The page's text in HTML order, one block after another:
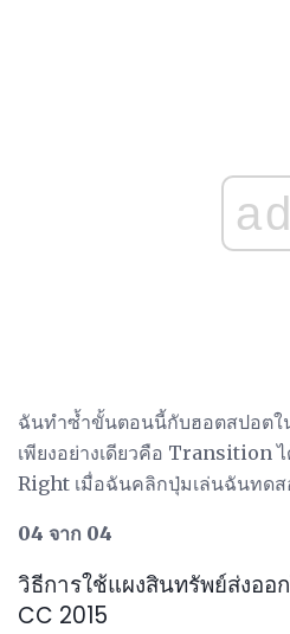
ad
ฉันทำซ้ำขั้นตอนนี้กับฮอตสปอตใ
เพียงอย่างเดียวคือ Transition
Right เมื่อฉันคลิกปุ่มเล่นฉันทด
04 จาก 04
วิธีการใช้แผงสินทรัพย์ส่งอ
CC 2015